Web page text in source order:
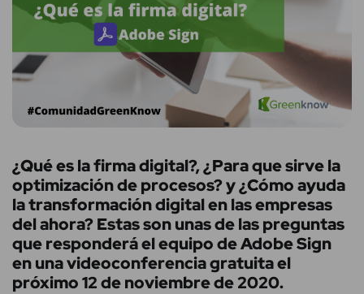
¿Qué es la firma digital?, ¿Para que sirve la
optimización de procesos? y ¿Cómo ayuda
la transformación digital en las empresas
del ahora? Estas son unas de las preguntas
que responderá el equipo de Adobe Sign
en una videoconferencia gratuita el
próximo 12 de noviembre de 2020.